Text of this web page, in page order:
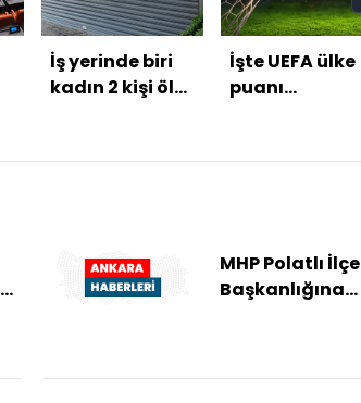
İş yerinde biri
kadın 2 kişi ölü
İşte UEFA ülke
puanı
MHP Polatlı İlçe
Başkanlığına